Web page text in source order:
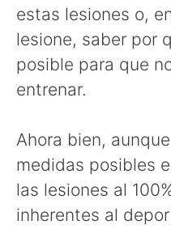
estas lesiones o,
lesione, saber por
posible para que
entrenar.
Ahora bien,
medidas posibles
las lesiones al
inherentes al